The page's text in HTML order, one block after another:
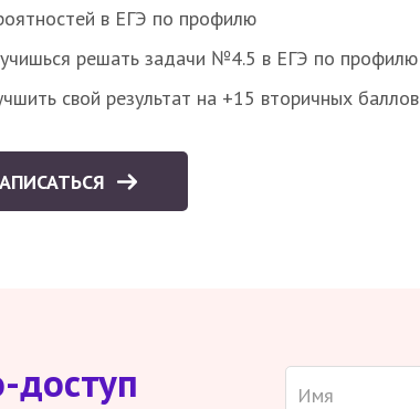
в ЕГЭ по профилю
решать задачи №4.5 в ЕГЭ по профилю
свой результат на +15 вторичных баллов